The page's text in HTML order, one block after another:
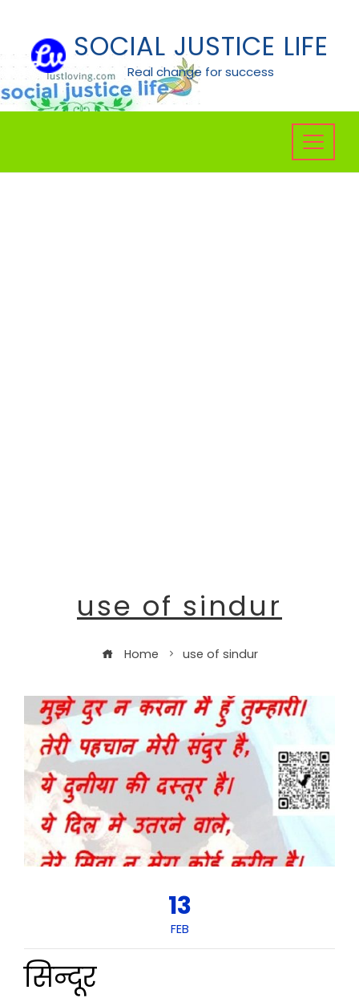
content
SOCIAL JUSTICE LIFE
Real change for success
use of sindur
Home use of sindur
13
FEB
सिन्दूर